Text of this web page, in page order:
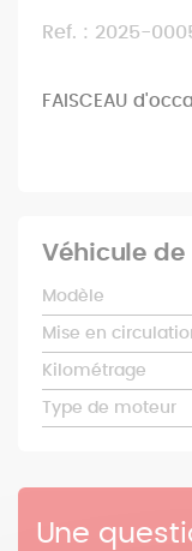
Ref. : 2025-
FAISCEAU
Véhicule
Modèle
Mise en
Kilométrage
Type de moteur
Une